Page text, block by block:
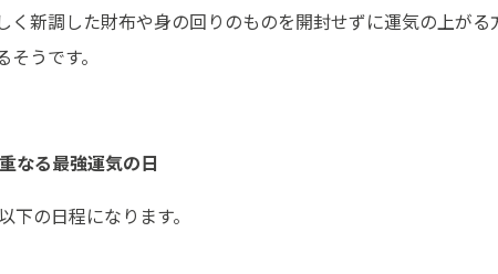
く新調した財布や身の回りのものを開封せずに運気の上が
うです。
なる最強運気の日
の日程になります。